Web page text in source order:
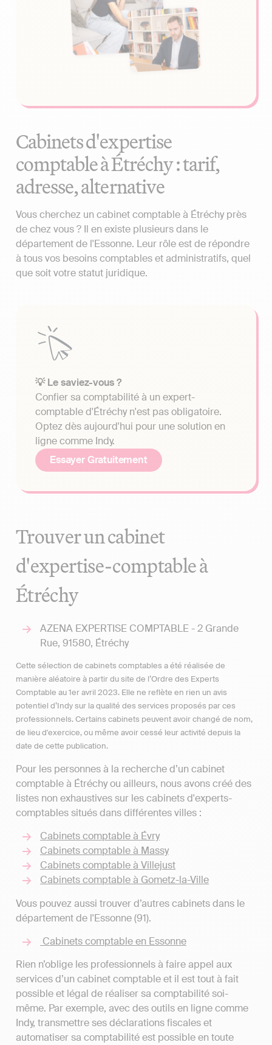
Cabinets d'expertise
comptable à Étréchy : tarif,
adresse, alternative
Vous cherchez un cabinet comptable à Étréchy près
de chez vous ? Il en existe plusieurs dans le
département de l'Essonne. Leur rôle est de répondre
à tous vos besoins comptables et administratifs, quel
que soit votre statut juridique.
💡 Le saviez-vous ?
Confier sa comptabilité à un expert-
comptable d'Étréchy n'est pas obligatoire.
Optez dès aujourd'hui pour une solution en
ligne comme Indy.
Essayer Gratuitement
Trouver un cabinet
d'expertise-comptable à
Étréchy
AZENA EXPERTISE COMPTABLE - 2 Grande
Rue, 91580, Étréchy
Cette sélection de cabinets comptables a été réalisée de
manière aléatoire à partir du site de l’Ordre des Experts
Comptable au 1er avril 2023. Elle ne reflète en rien un avis
potentiel d’Indy sur la qualité des services proposés par ces
professionnels. Certains cabinets peuvent avoir changé de nom,
de lieu d'exercice, ou même avoir cessé leur activité depuis la
date de cette publication.
Pour les personnes à la recherche d’un cabinet
comptable à Étréchy ou ailleurs, nous avons créé des
listes non exhaustives sur les cabinets d'experts-
comptables situés dans différentes villes :
Cabinets comptable à Évry
Cabinets comptable à Massy
Cabinets comptable à Villejust
Cabinets comptable à Gometz-la-Ville
Vous pouvez aussi trouver d’autres cabinets dans le
département de l'Essonne (91).
Cabinets comptable en Essonne
Rien n’oblige les professionnels à faire appel aux
services d’un cabinet comptable et il est tout à fait
possible et légal de réaliser sa comptabilité soi-
même. Par exemple, avec des outils en ligne comme
Indy, transmettre ses déclarations fiscales et
automatiser sa comptabilité est possible en toute